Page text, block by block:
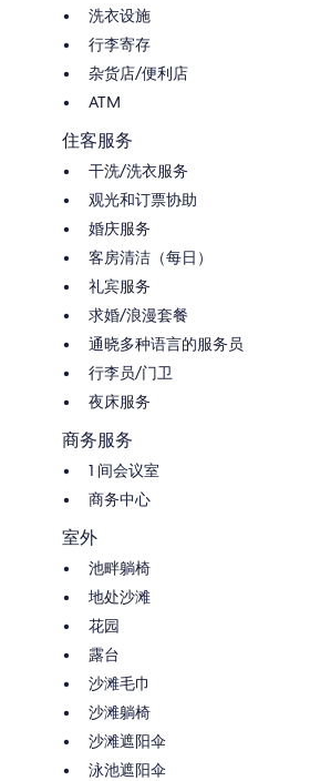
洗衣设施
行李寄存
杂货店/便利店
ATM
住客服务
干洗/洗衣服务
观光和订票协助
婚庆服务
客房清洁（每日）
礼宾服务
求婚/浪漫套餐
通晓多种语言的服务员
行李员/门卫
夜床服务
商务服务
1 间会议室
商务中心
室外
池畔躺椅
地处沙滩
花园
露台
沙滩毛巾
沙滩躺椅
沙滩遮阳伞
泳池遮阳伞